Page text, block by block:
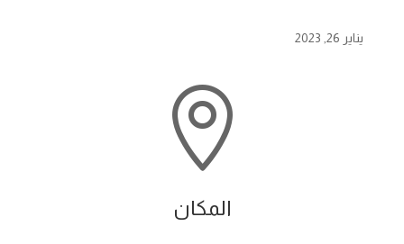
يناير 26, 2023

المكان